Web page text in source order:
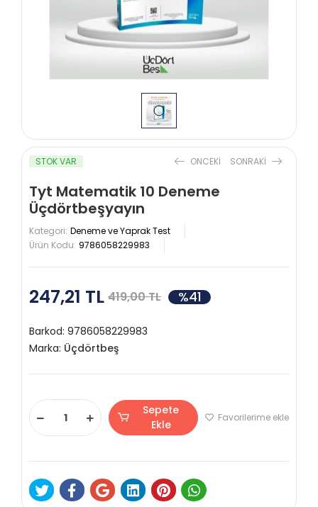
STOK VAR ONCEKI SONRAKI
Tyt Matematik 10 Deneme
Üçdörtbeşyayın
Kategori: Deneme ve Yaprak Test
Ürün Kodu: 9786058229983
247,21 TL 419,00 TL %41
Barkod: 9786058229983
Marka: Üçdörtbeş
Sepete
Ekle
Favorilerime ekle